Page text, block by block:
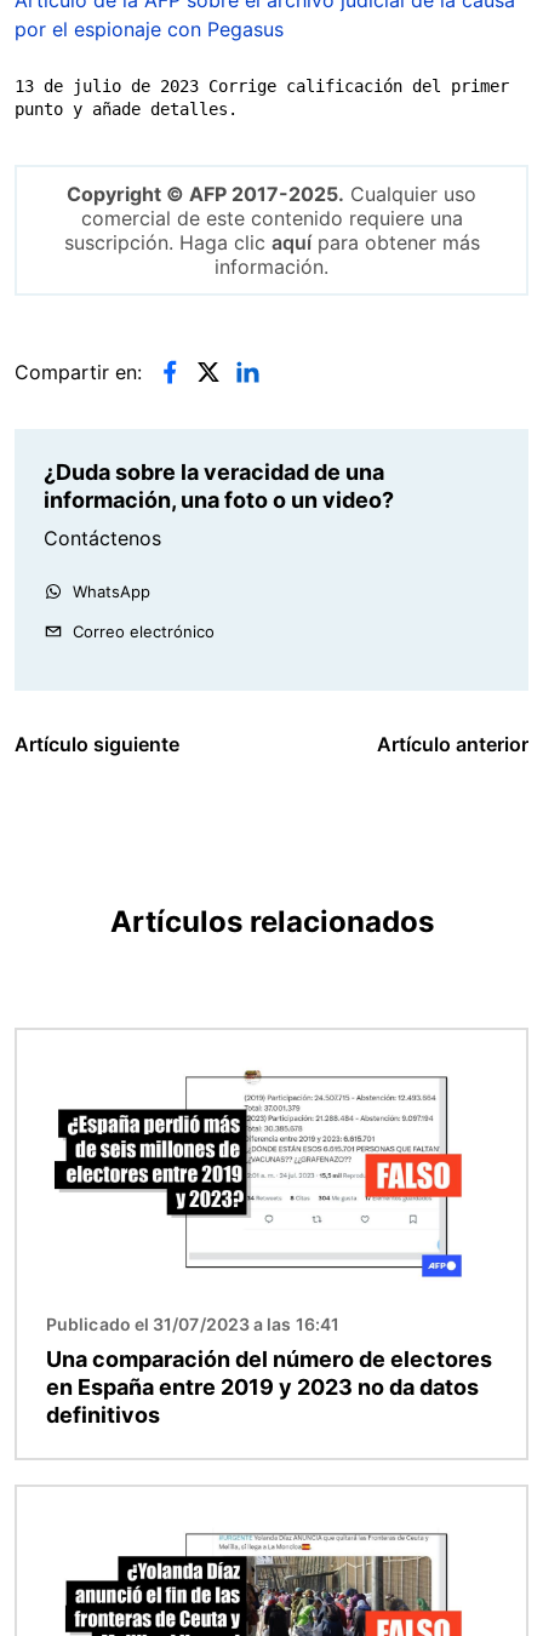
por el espionaje con Pegasus
13 de julio de 2023 Corrige calificación del primer
punto y añade detalles.
Copyright © AFP 2017-2025. Cualquier uso
comercial de este contenido requiere una
suscripción. Haga clic aquípara obtener más
información.
Compartir en:
¿Duda sobre la veracidad de una
información, una foto o un video?
Contáctenos
WhatsApp
Correo electrónico
Artículo siguiente Artículo anterior
Artículos relacionados
Publicado el 31/07/2023 a las 16:41
Una comparación del número de electores
en España entre 2019 y 2023 no da datos
definitivos